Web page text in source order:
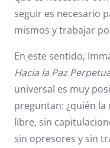
seguir es necesario
mismos y trabajar
En este sentido,
Hacia la Paz
universal es muy
preguntan: ¿quién la
libre, sin
sin opresores y sin